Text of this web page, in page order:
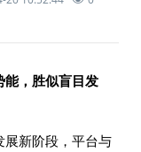
能，胜似盲目发
展新阶段，平台与